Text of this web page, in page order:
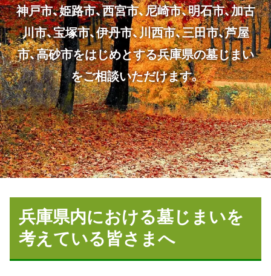
神戸市、姫路市、西宮市、尼崎市、明石市、加古
川市、宝塚市、伊丹市、川西市、三田市、芦屋
市、高砂市をはじめとする兵庫県の墓じまい
をご相談いただけます。
兵庫県内における墓じまいを
考えている皆さまへ